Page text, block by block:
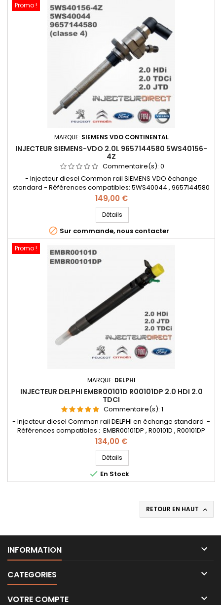
Promo !
MARQUE: SIEMENS VDO CONTINENTAL
INJECTEUR SIEMENS-VDO 2.0L 9657144580 5WS40156-
4Z
Commentaire(s): 0
- Injecteur diesel Common rail SIEMENS VDO échange
standard - Références compatibles: 5WS40044 , 9657144580
, 9657144680 , 9657144780 , 1980J4 , 1980Y9 , 1980E8 , 1373549 ,
3M5Q9F593DB , 36000315 , 36000317 - Pour motorisation PSA
2.0HDi , 2.0TDCi , Volvo 2.0D Important : n'oubliez pas de
sélectionner la classe correspondant à votre ancien
injecteur...
Prix
149,00 €
Détails
 Sur commande, nous contacter
Promo !
MARQUE: DELPHI
INJECTEUR DELPHI EMBR00101D R00101DP 2.0 HDI 2.0
TDCI
Commentaire(s): 1
- Injecteur diesel Common rail DELPHI en échange standard -
Références compatibles : EMBR00101DP , R00101D , R00101DP
, 1681997 , 1809626 , 18O9626 , 1980L3 , 9M5Q9F593BA ,
9M5Q9F595BB , 1980L3 , 9686191080 - Pour motorisations
Peugeot Citroën PSA 2.0 HDi , Ford 2.0 TDCi et Fiat 2.0 Multi jet
Pièce d'origine
Prix
134,00 €
Détails
 En Stock
RETOUR EN HAUT 
INFORMATION 
CATEGORIES 
VOTRE COMPTE 